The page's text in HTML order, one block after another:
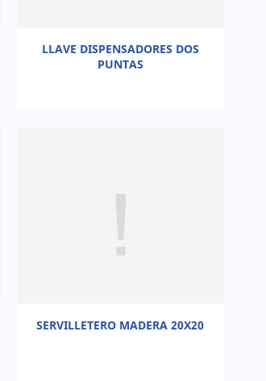
LLAVE DISPENSADORES DOS
PUNTAS
SERVILLETERO MADERA 20X20